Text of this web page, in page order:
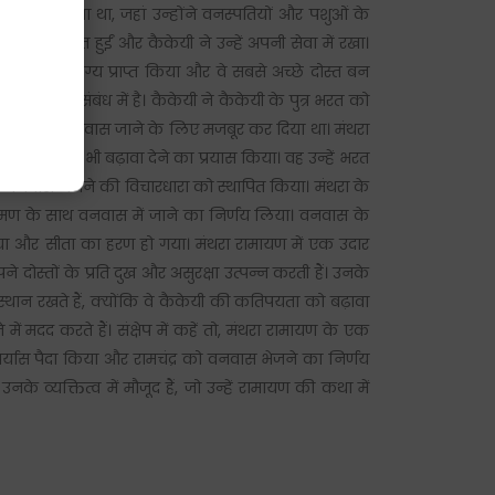
वनों में हुआ था, जहां उन्होंने वनस्पतियों और पशुओं के
में चर्चित हुईं और कैकेयी ने उन्हें अपनी सेवा में रखा।
का सौभाग्य प्राप्त किया और वे सबसे अच्छे दोस्त बन
के निर्णय के संबंध में है। कैकेयी ने कैकेयी के पुत्र भरत को
को वनवास जाने के लिए मजबूर कर दिया था। मंथरा
को और भी बढ़ावा देने का प्रयास किया। वह उन्हें भरत
भेजने की विचारधारा को स्थापित किया। मंथरा के
के साथ वनवास में जाने का निर्णय लिया। वनवास के
और सीता का हरण हो गया। मंथरा रामायण में एक उदार
दोस्तों के प्रति दुख और असुरक्षा उत्पन्न करती हैं। उनके
स्थान रखते हैं, क्योंकि वे कैकेयी की कतिपयता को बढ़ावा
मदद करते हैं। संक्षेप में कहें तो, मंथरा रामायण के एक
पैदा किया और रामचंद्र को वनवास भेजने का निर्णय
व्यक्तित्व में मौजूद हैं, जो उन्हें रामायण की कथा में